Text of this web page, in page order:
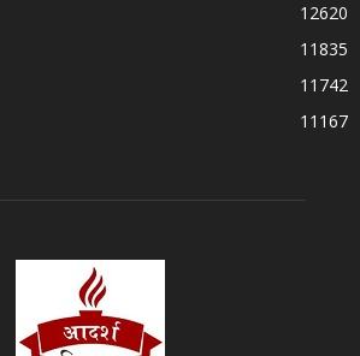
12620
11835
11742
11167